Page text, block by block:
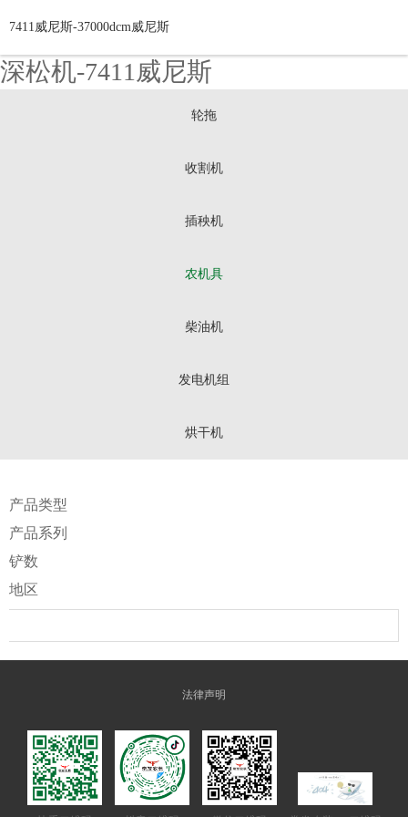
深松机-7411威尼斯
7411威尼斯-37000dcm威尼斯
轮拖
收割机
插秧机
农机具
柴油机
发电机组
烘干机
产品类型
产品系列
铲数
地区
法律声明